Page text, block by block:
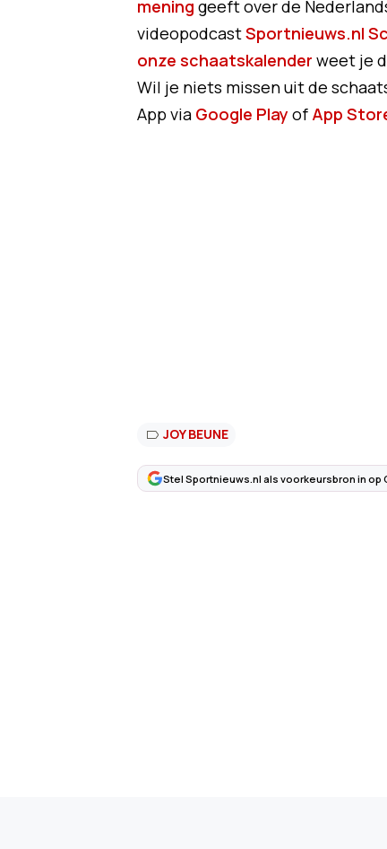
mening geeft over de
videopodcastSportnieuws.nl
onze schaatskalender weet je
Wil je niets missen uit de
App via Google Play of App
JOY BEUNE
Stel Sportnieuws.nl als voorkeursbron in op